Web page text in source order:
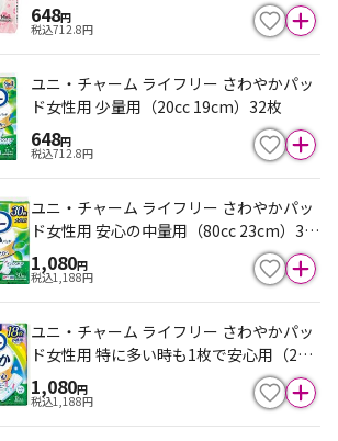
648円
税込712.8円
ユニ・チャーム ライフリー さわやかパッ
ド女性用 少量用（20cc 19cm）32枚
648円
税込712.8円
ユニ・チャーム ライフリー さわやかパッ
ド女性用 安心の中量用（80cc 23cm）30
枚
1,080円
税込1,188円
ユニ・チャーム ライフリー さわやかパッ
ド女性用 特に多い時も1枚で安心用（220
cc 34cm）18枚
1,080円
税込1,188円